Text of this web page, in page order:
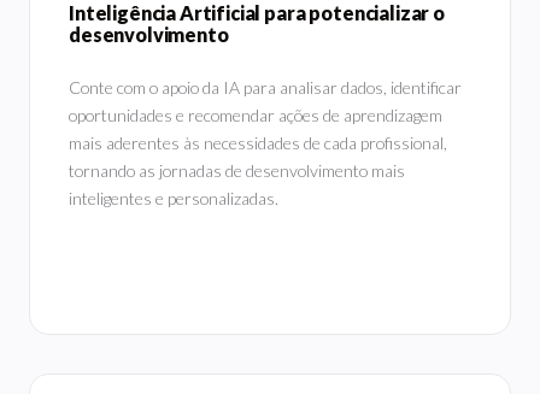
Inteligência Artificial para potencializar o
desenvolvimento
Conte com o apoio da IA para analisar dados, identificar
oportunidades e recomendar ações de aprendizagem
mais aderentes às necessidades de cada profissional,
tornando as jornadas de desenvolvimento mais
inteligentes e personalizadas.